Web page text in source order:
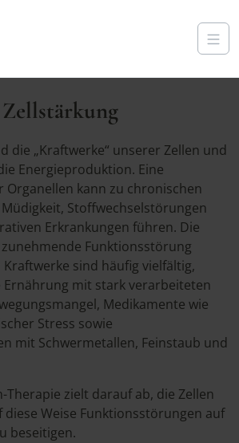
Zellstärkung
die „Kraftwerke“ unserer Zellen und
Energieproduktion. Eine
Organellen kann zu chronischen
Stoffwechselstörungen
Erkrankungen führen. Die
Funktionsstörung
sind häufig vielfältig,
Ernährung mit stark verarbeiteten
Medikamente wie
Stress sowie
mit Schwermetallen, Feinstaub und
zielt darauf ab, die Zellen
diese Weise Funktionsstörungen auf
beseitigen.